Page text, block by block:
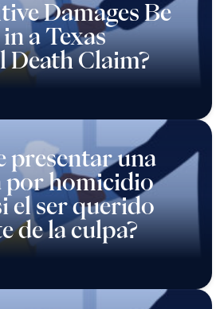
Damages Be
a Texas
Claim?
presentar una
por homicidio
el ser querido
de la culpa?